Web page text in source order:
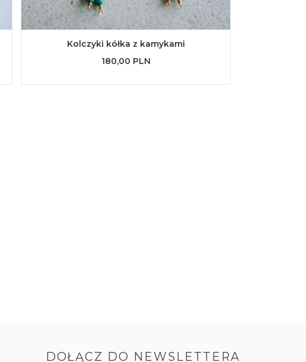
Kolczyki kółka z kamykami
180,00 PLN
DOŁĄCZ DO NEWSLETTERA